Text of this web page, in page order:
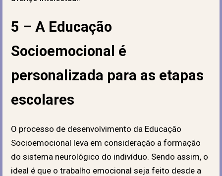
5 – A Educação
Socioemocional é
personalizada para as etapas
escolares
O processo de desenvolvimento da Educação
Socioemocional leva em consideração a formação
do sistema neurológico do indivíduo. Sendo assim, o
ideal é que o trabalho emocional seja feito desde a